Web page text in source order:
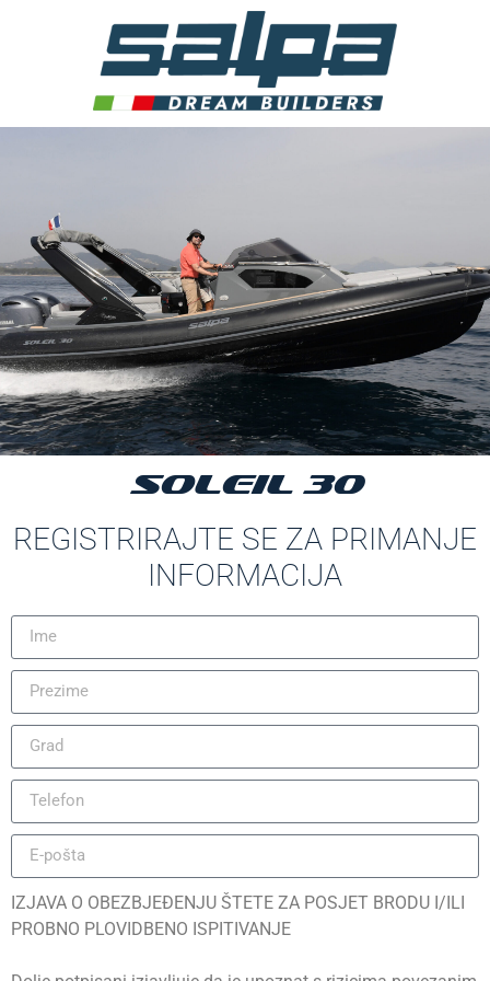
SOLEIL 30
REGISTRIRAJTE SE ZA PRIMANJE
INFORMACIJA
IZJAVA O OBEZBJEĐENJU ŠTETE ZA POSJET BRODU I/ILI
PROBNO PLOVIDBENO ISPITIVANJE